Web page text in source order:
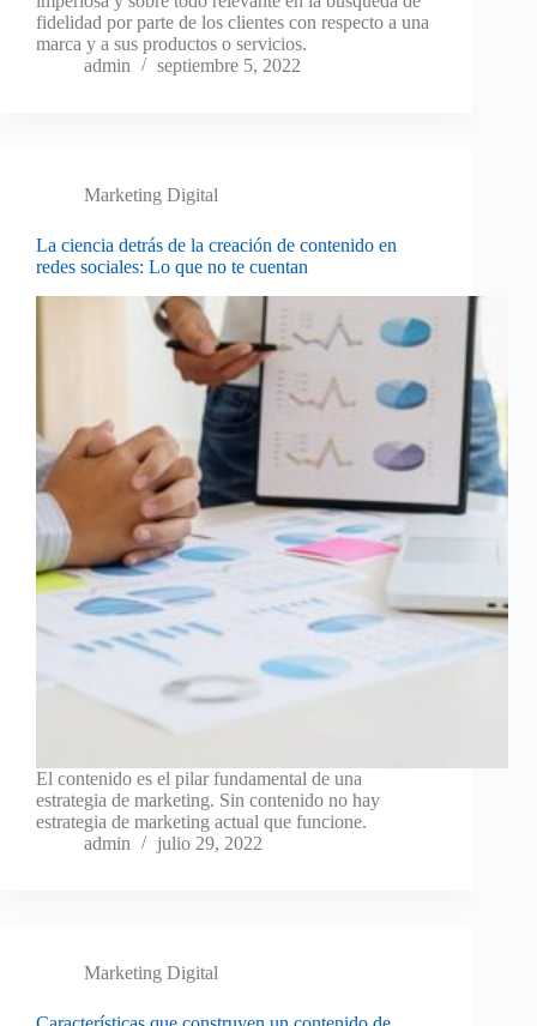
fidelidad por parte de los clientes con respecto a una
marca y a sus productos o servicios.
admin
septiembre 5, 2022
Marketing Digital
La ciencia detrás de la creación de contenido en
redes sociales: Lo que no te cuentan
El contenido es el pilar fundamental de una
estrategia de marketing. Sin contenido no hay
estrategia de marketing actual que funcione.
admin
julio 29, 2022
Marketing Digital